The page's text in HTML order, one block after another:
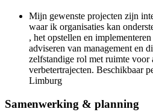
Mijn gewenste projecten zijn
waar ik organisaties kan
, het opstellen en
adviseren van management en
zelfstandige rol met ruimte voor
verbetertrajecten. Beschikbaar
Limburg
Samenwerking & planning